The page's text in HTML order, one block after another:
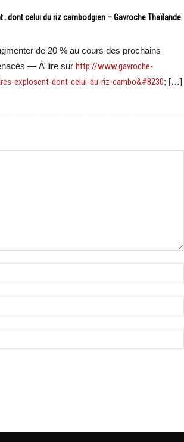
celui du riz cambodgien – Gavroche Thaïlande
de 20 % au cours des prochains
— À lire sur http://www.gavroche-
explosent-dont-celui-du-riz-cambo&#8230; […]